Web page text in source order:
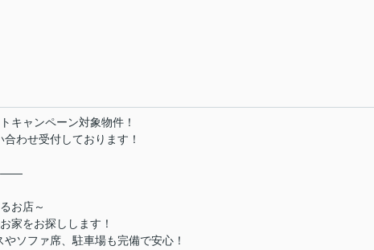
キャンペーン対象物件！
わせ受付しております！
――
お店～
家をお探しします！
ソファ席、駐車場も完備で安心！